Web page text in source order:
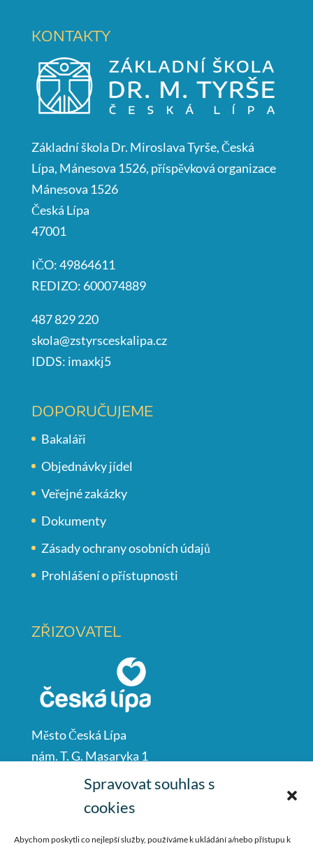
Spravovat souhlas s
cookies
Abychom poskytli co nejlepší služby, používáme k ukládání a/nebo přístupu k
KONTAKTY
Základní škola Dr. Miroslava Tyrše, Česká
Lípa, Mánesova 1526, příspěvková organizace
Mánesova 1526
Česká Lípa
47001
IČO: 49864611
REDIZO: 600074889
487 829 220
skola@zstyrsceskalipa.cz
IDDS: imaxkj5
DOPORUČUJEME
Bakaláři
Objednávky jídel
Veřejné zakázky
Dokumenty
Zásady ochrany osobních údajů
Prohlášení o přístupnosti
ZŘIZOVATEL
Město Česká Lípa
nám. T. G. Masaryka 1
Česká Lípa